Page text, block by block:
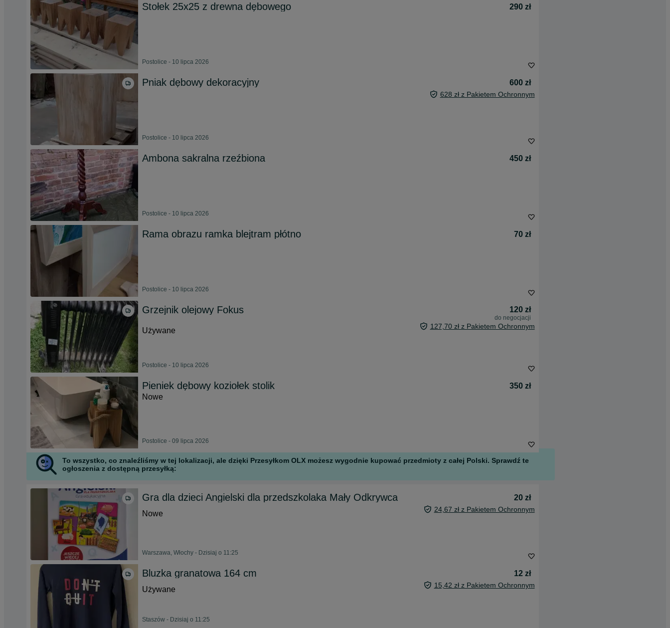
Stołek 25x25 z drewna dębowego 290 zł
Postolice - 10 lipca 2026
Pniak dębowy dekoracyjny 600 zł
628 zł z Pakietem Ochronnym
Postolice - 10 lipca 2026
Ambona sakralna rzeźbiona 450 zł
Postolice - 10 lipca 2026
Rama obrazu ramka blejtram płótno 70 zł
Postolice - 10 lipca 2026
Grzejnik olejowy Fokus 120 zł
do negocjacji
Używane 127,70 zł z Pakietem Ochronnym
Postolice - 10 lipca 2026
Pieniek dębowy koziołek stolik
350 zł
Nowe
Postolice - 09 lipca 2026
To wszystko, co znaleźliśmy w tej lokalizacji, ale dzięki Przesyłkom OLX możesz wygodnie kupować przedmioty z całej Polski. Sprawdź te
ogłoszenia z dostępną przesyłką:
Gra dla dzieci Angielski dla przedszkolaka Mały Odkrywca
20 zł
Nowe
24,67 zł z Pakietem Ochronnym
Warszawa, Włochy - Dzisiaj o 11:25
Bluzka granatowa 164 cm
12 zł
Używane
15,42 zł z Pakietem Ochronnym
Staszów - Dzisiaj o 11:25